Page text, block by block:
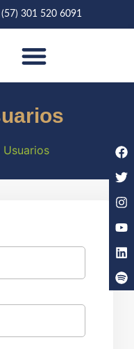
(57) 301 520 6091
Usuarios